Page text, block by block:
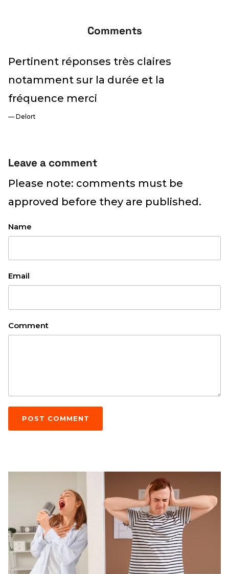
Comments
Pertinent réponses très claires
notamment sur la durée et la
fréquence merci
— Delort
Leave a comment
Please note: comments must be
approved before they are published.
Name
Email
Comment
POST COMMENT